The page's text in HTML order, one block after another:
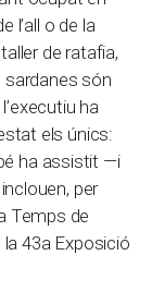
l’all o de la
de ratafia,
són
ha
els únics:
ha assistit —i
per
Temps de
la 43a Exposició